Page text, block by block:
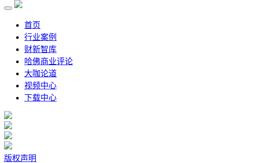
首页
行业案例
财新智库
哈佛商业评论
大咖论道
视频中心
下载中心
版权声明